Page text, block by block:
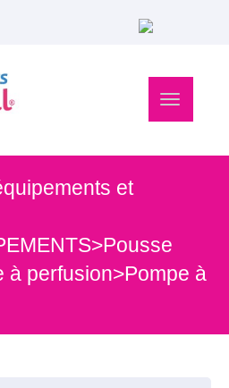
Navigation
et
>Pousse
à perfusion>Pompe à